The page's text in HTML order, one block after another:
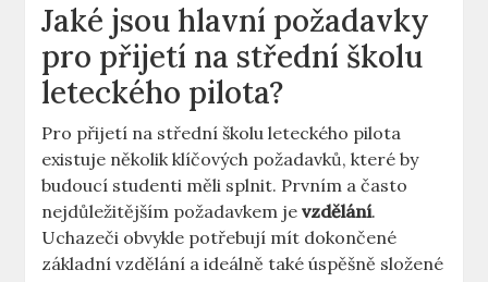
Jaké jsou hlavní požadavky
pro přijetí na ‍střední školu
leteckého pilota?
Pro přijetí na‍ střední školu leteckého pilota
existuje několik​ klíčových ⁢požadavků, které by
budoucí studenti měli splnit. Prvním ‍a často
nejdůležitějším požadavkem jevzdělání.
Uchazeči ⁤obvykle potřebují mít dokončené
základní vzdělání a⁢ ideálně také‌ úspěšně složené